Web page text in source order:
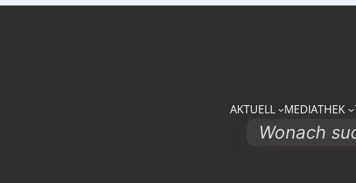
AKTUELL MEDIATHEK
Search